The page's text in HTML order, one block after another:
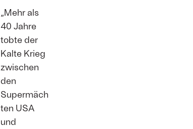
„Mehr als
40 Jahre
tobte der
Kalte Krieg
zwischen
den
Supermäch
ten USA
und